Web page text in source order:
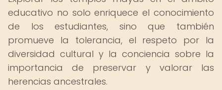
educativo no solo enriquece el conocimiento
de los estudiantes, sino que también
promueve la tolerancia, el respeto por la
diversidad cultural y la conciencia sobre la
importancia de preservar y valorar las
herencias ancestrales.